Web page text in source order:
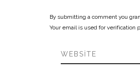
By submitting a comment you
Your email is used for verification